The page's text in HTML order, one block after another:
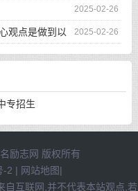
2025-02-26
2025-02-26
观点是做到以
专招生
励志网 版权所有
-2 | 网站地图|
自互联网,并不代表本站观点,若